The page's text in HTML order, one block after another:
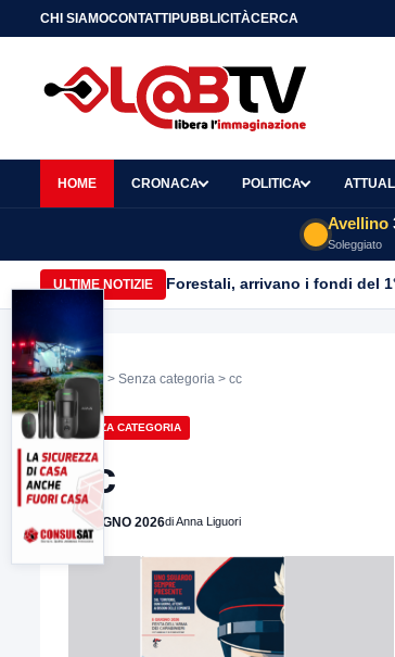
CHI SIAMOCONTATTIPUBBLICITÀCERCA
HOME CRONACA POLITICA
Avellino
Soleggiato
ULTIME NOTIZIE Forestali, arrivano i fondi del
Home > Senza categoria > cc
SENZA CATEGORIA
cc
4 GIUGNO 2026di Anna Liguori